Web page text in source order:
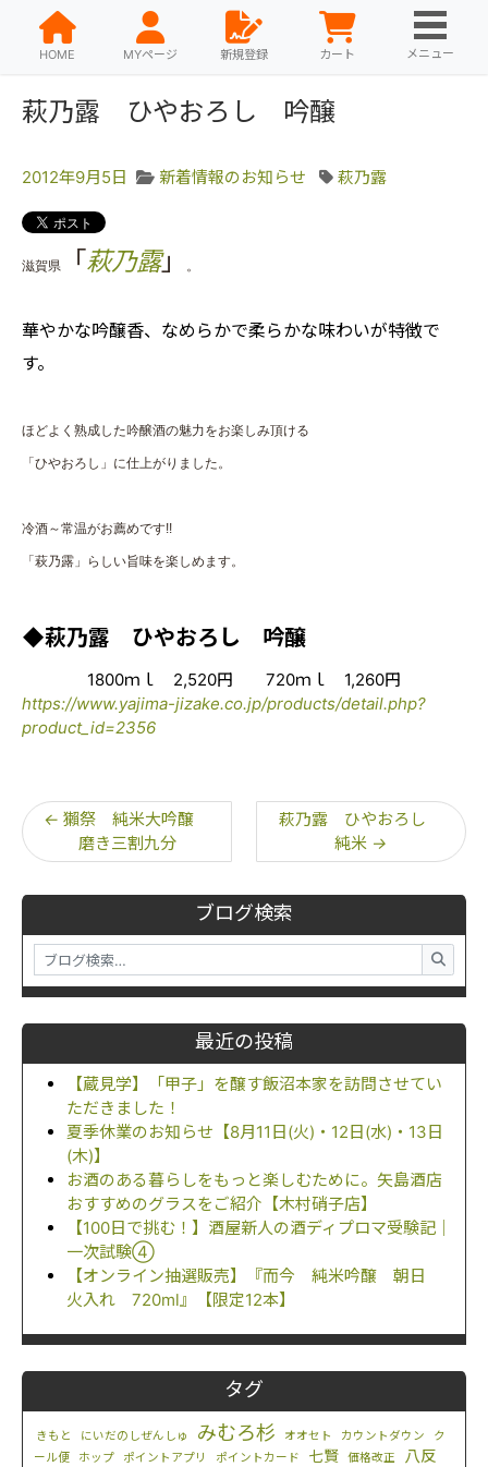
HOME MYページ 新規登録 カート メニュー
ブログ検索
最近の投稿
【蔵見学】「甲子」を醸す飯沼本家を訪問させてい
ただきました！
夏季休業のお知らせ【8月11日(火)・12日(水)・13日
(木)】
お酒のある暮らしをもっと楽しむために。矢島酒店
おすすめのグラスをご紹介【木村硝子店】
【100日で挑む！】酒屋新人の酒ディプロマ受験記｜
一次試験④
【オンライン抽選販売】『而今 純米吟醸 朝日
火入れ 720ml』【限定12本】
タグ
きもと にいだのしぜんしゅ みむろ杉 オオセト カウントダウン
ク
ール便
ホップ ポイントアプリ ポイントカード 七賢 価格改正
八反
萩乃露 ひやおろし 吟醸
2012年9月5日 新着情報のお知らせ 萩乃露
滋賀県 「萩乃露」 。
華やかな吟醸香、なめらかで柔らかな味わいが特徴で
す。
ほどよく熟成した吟醸酒の魅力をお楽しみ頂ける
「ひやおろし」に仕上がりました。
冷酒～常温がお薦めです!!
「萩乃露」らしい旨味を楽しめます。
◆萩乃露 ひやおろし 吟醸
1800ｍｌ 2,520円 720ｍｌ 1,260円
https://www.yajima-jizake.co.jp/products/detail.php?
product_id=2356
← 獺祭 純米大吟醸
磨き三割九分
萩乃露 ひやおろし
純米 →